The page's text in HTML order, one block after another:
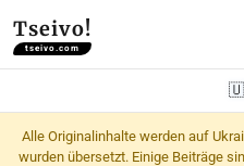
Tseivo!
tseivo.com
Alle Originalinhalte werden auf
wurden übersetzt. Einige Beiträge